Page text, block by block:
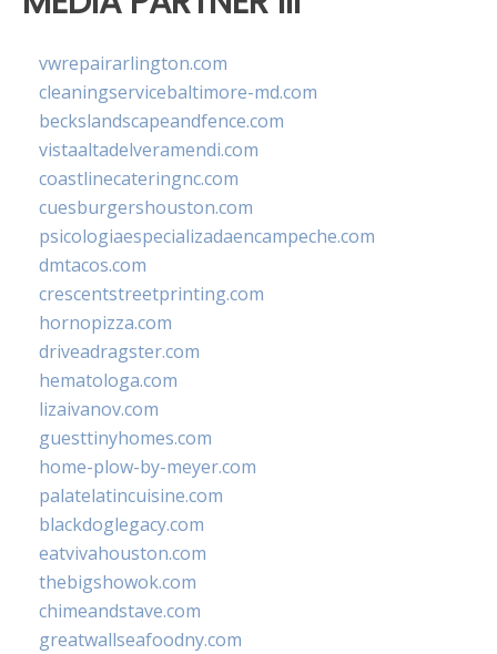
vwrepairarlington.com
cleaningservicebaltimore-md.com
beckslandscapeandfence.com
vistaaltadelveramendi.com
coastlinecateringnc.com
cuesburgershouston.com
psicologiaespecializadaencampeche.com
dmtacos.com
crescentstreetprinting.com
hornopizza.com
driveadragster.com
hematologa.com
lizaivanov.com
guesttinyhomes.com
home-plow-by-meyer.com
palatelatincuisine.com
blackdoglegacy.com
eatvivahouston.com
thebigshowok.com
chimeandstave.com
greatwallseafoodny.com